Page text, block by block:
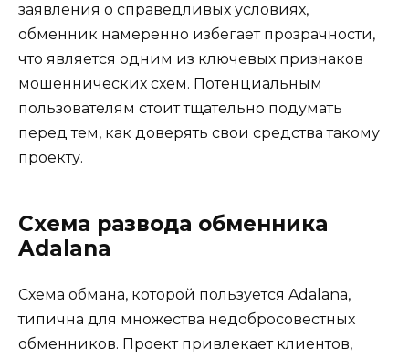
заявления о справедливых условиях,
обменник намеренно избегает прозрачности,
что является одним из ключевых признаков
мошеннических схем. Потенциальным
пользователям стоит тщательно подумать
перед тем, как доверять свои средства такому
проекту.
Схема развода обменника
Adalana
Схема обмана, которой пользуется Adalana,
типична для множества недобросовестных
обменников. Проект привлекает клиентов,